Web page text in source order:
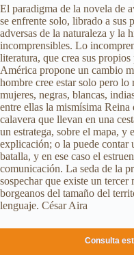
El paradigma de la novela de
se enfrente solo, librado a sus
adversas de la naturaleza y la
incomprensibles. Lo
literatura, que crea sus
América propone un cambio
hombre cree estar solo pero lo
mujeres, negras, blancas,
entre ellas la mismísima Reina
calavera que llevan en una
un estratega, sobre el mapa, y
explicación; o la puede contar
batalla, y en ese caso el
comunicación. La seda de la
sospechar que existe un tercer
borgeanos del tamaño del
lenguaje. César Aira
Consulta